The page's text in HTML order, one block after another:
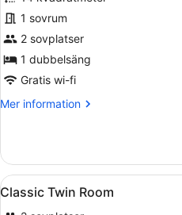
Matrimoniale
Classic
1 sovrum
2 sovplatser
1 dubbelsäng
Gratis wi-fi
Mer information
Mer
Classic
Öppna
alla
13
Classic Twin Room